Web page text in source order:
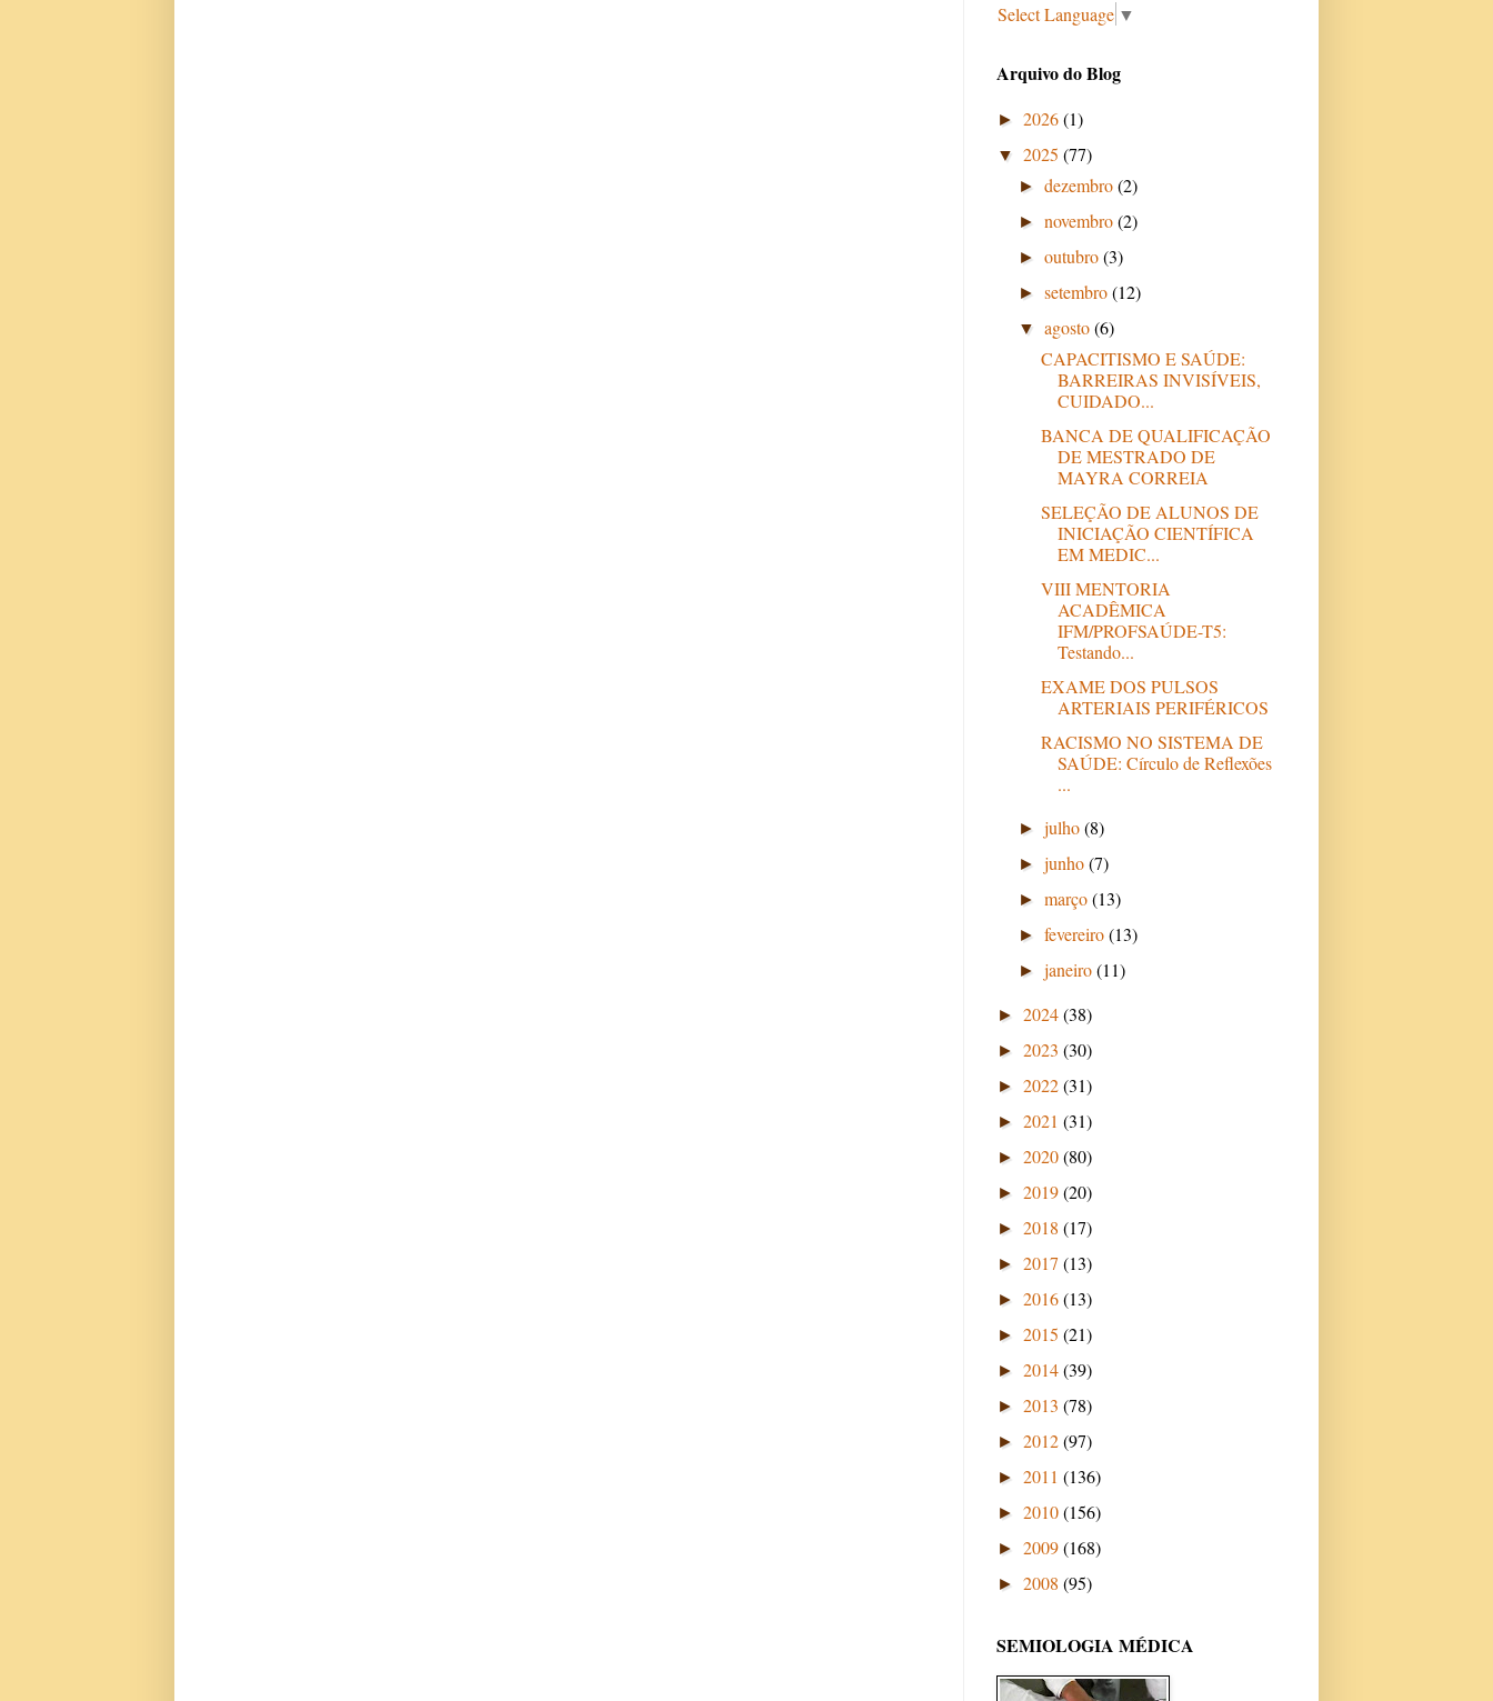
Select Language ▼
Arquivo do Blog
► 2026(1)
▼ 2025 (77)
►dezembro(2)
►novembro(2)
►outubro(3)
►setembro(12)
▼agosto(6)
CAPACITISMO E SAÚDE:
BARREIRAS INVISÍVEIS,
CUIDADO...
BANCA DE QUALIFICAÇÃO
DE MESTRADO DE
MAYRA CORREIA
SELEÇÃO DE ALUNOS DE
INICIAÇÃO CIENTÍFICA
EM MEDIC...
VIII MENTORIA
ACADÊMICA
IFM/PROFSAÚDE-T5:
Testando...
EXAME DOS PULSOS
ARTERIAIS PERIFÉRICOS
RACISMO NO SISTEMA DE
SAÚDE: Círculo de Reflexões
...
►julho(8)
►junho(7)
►março(13)
►fevereiro(13)
►janeiro(11)
► 2024(38)
► 2023 (30)
► 2022(31)
► 2021 (31)
► 2020(80)
► 2019(20)
► 2018 (17)
► 2017 (13)
► 2016(13)
► 2015 (21)
► 2014(39)
► 2013 (78)
► 2012(97)
► 2011 (136)
► 2010(156)
► 2009(168)
► 2008 (95)
SEMIOLOGIA MÉDICA